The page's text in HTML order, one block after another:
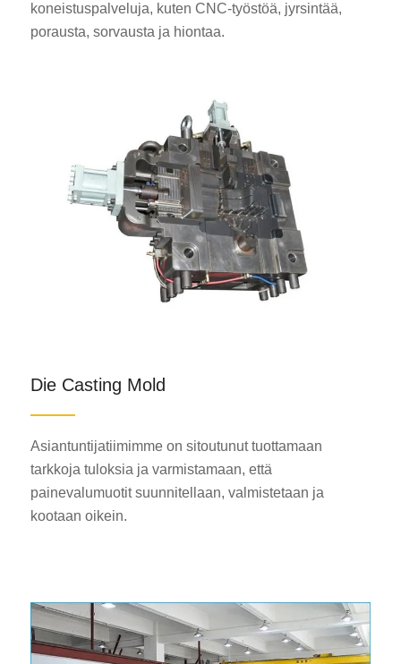
koneistuspalveluja, kuten CNC-työstöä, jyrsintää,
porausta, sorvausta ja hiontaa.
Die Casting Mold
Asiantuntijatiimimme on sitoutunut tuottamaan
tarkkoja tuloksia ja varmistamaan, että
painevalumuotit suunnitellaan, valmistetaan ja
kootaan oikein.